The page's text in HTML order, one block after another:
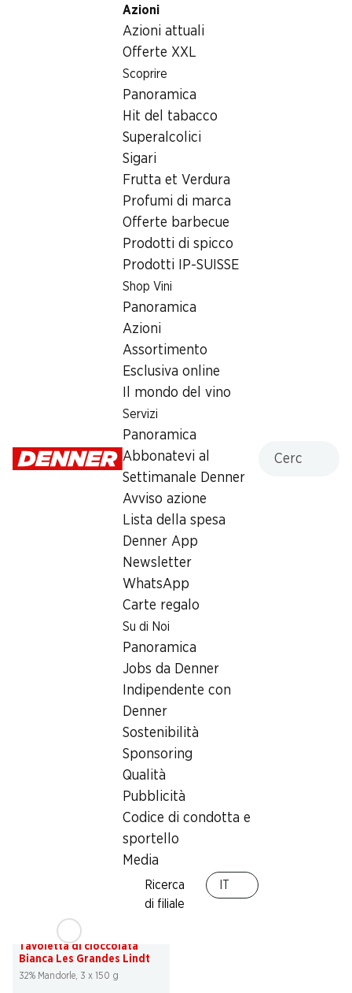
Azioni
Azioni attuali
Offerte XXL
Scoprire
Panoramica
Hit del tabacco
Superalcolici
Sigari
Frutta et Verdura
Profumi di marca
Offerte barbecue
Prodotti di spicco
Prodotti IP-SUISSE
Shop Vini
Panoramica
Azioni
Assortimento
Esclusiva online
Il mondo del vino
Servizi
Panoramica
Abbonatevi al
Settimanale Denner
Avviso azione
Lista della spesa
Denner App
Newsletter
WhatsApp
Carte regalo
Su di Noi
Panoramica
Jobs da Denner
Indipendente con
Denner
Sostenibilità
Sponsoring
Qualità
Pubblicità
Codice di condotta e
sportello
Media
Ricerca
di filiale
Generi alimentari
Bastoncini originali Cailler
Bastoncini originali Cailler
Numero articolo1022407
Altri clienti hanno acquistato
* Confronto con la concorrenza
32%
5 x 150 g
invece di 17.85
Tavoletta di cioccolata
Bianca Les Grandes Lindt
32% Mandorle, 3 x 150 g